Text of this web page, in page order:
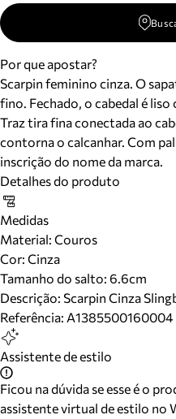
Por que apostar?
Scarpin feminino cinza. O
fino. Fechado, o cabedal é
Traz tira fina conectada ao
contorna o calcanhar. Com
inscrição do nome da marca.
Detalhes do produto
Medidas
Material: Couros
Cor: Cinza
Tamanho do salto: 6.6cm
Descrição: Scarpin Cinza
Referência: A1385500160004
Assistente de estilo
Ficou na dúvida se esse é o
assistente virtual de estilo no